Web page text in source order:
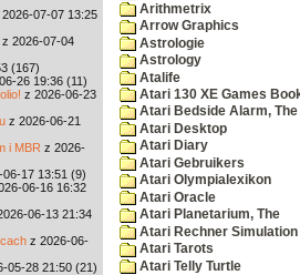
07-07 13:25
z 2026-07-04
(167)
26 19:36 (11)
z 2026-06-23
z 2026-06-21
i MBR z 2026-
06-17 13:51 (9)
06-16 16:32
06-13 21:34
z 2026-06-
05-28 21:50 (21)
Arithmetrix
Arrow Graphics
Astrologie
Astrology
Atalife
Atari 130 XE Games
Atari Bedside Alarm, The
Atari Desktop
Atari Diary
Atari Gebruikers
Atari Olympialexikon
Atari Oracle
Atari Planetarium, The
Atari Rechner Simulation
Atari Tarots
Atari Telly Turtle